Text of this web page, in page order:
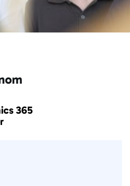
365